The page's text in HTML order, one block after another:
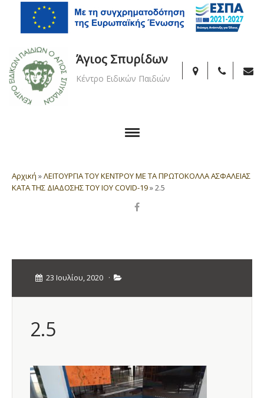
Άγιος Σπυρίδων
Κέντρο Ειδικών Παιδιών
Αρχική »ΛΕΙΤΟΥΡΓΙΑ ΤΟΥ ΚΕΝΤΡΟΥ ΜΕ ΤΑ ΠΡΩΤΟΚΟΛΛΑ ΑΣΦΑΛΕΙΑΣ
ΚΑΤΑ ΤΗΣ ΔΙΑΔΟΣΗΣ ΤΟΥ ΙOY COVID-19»2.5
23 Ιουλίου, 2020 ·
2.5